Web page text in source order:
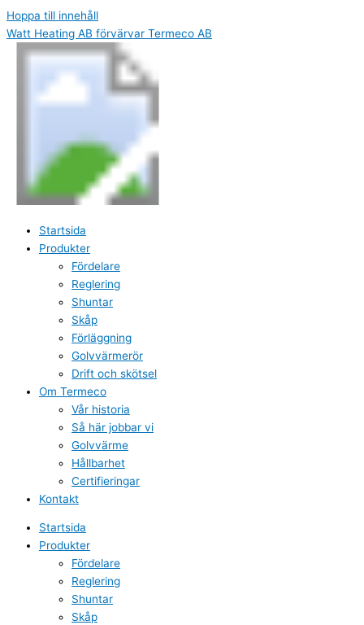
Hoppa till innehåll
Watt Heating AB förvärvar Termeco AB
Startsida
Produkter
Fördelare
Reglering
Shuntar
Skåp
Förläggning
Golvvärmerör
Drift och skötsel
Om Termeco
Vår historia
Så här jobbar vi
Golvvärme
Hållbarhet
Certifieringar
Kontakt
Startsida
Produkter
Fördelare
Reglering
Shuntar
Skåp